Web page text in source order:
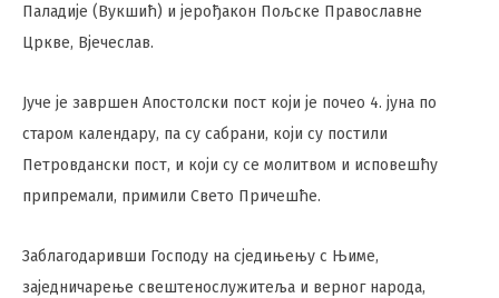
Паладије (Вукшић) и јерођакон Пољске Православне
Цркве, Вјечеслав.
Јуче је завршен Апостолски пост који је почео 4. јуна по
старом календару, па су сабрани, који су постили
Петровдански пост, и који су се молитвом и исповешћу
припремали, примили Свето Причешће.
Заблагодаривши Господу на сједињењу с Њиме,
заједничарење свештенослужитеља и верног народа,